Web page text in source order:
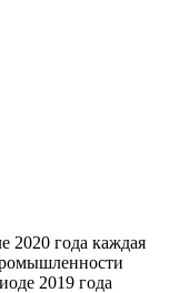
2020 года каждая
2019 года